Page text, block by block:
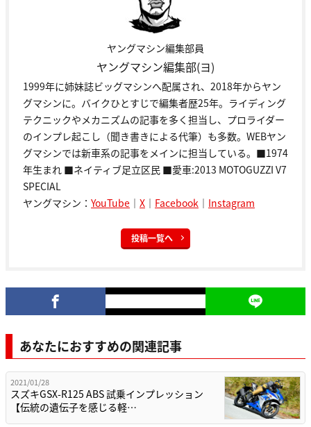
ヤングマシン編集部員
ヤングマシン編集部(ヨ)
1999年に姉妹誌ビッグマシンへ配属され、2018年からヤン
グマシンに。バイクひとすじで編集者歴25年。ライディング
テクニックやメカニズムの記事を多く担当し、プロライダー
のインプレ起こし（聞き書きによる代筆）も多数。WEBヤン
グマシンでは新車系の記事をメインに担当している。■1974
年生まれ ■ネイティブ足立区民 ■愛車:2013 MOTOGUZZI V7
SPECIAL
ヤングマシン： YouTube ｜ X ｜ Facebook ｜ Instagram
投稿一覧へ
あなたにおすすめの関連記事
2021/01/28
スズキGSX-R125 ABS 試乗インプレッション
【伝統の遺伝子を感じる軽…